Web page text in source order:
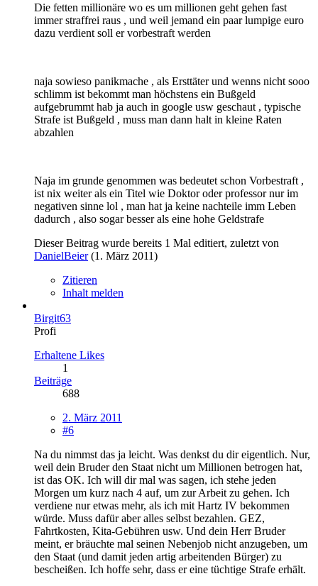
Die fetten millionäre wo es um millionen geht gehen fast
immer straffrei raus , und weil jemand ein paar lumpige euro
dazu verdient soll er vorbestraft werden
naja sowieso panikmache , als Ersttäter und wenns nicht sooo
schlimm ist bekommt man höchstens ein Bußgeld
aufgebrummt hab ja auch in google usw geschaut , typische
Strafe ist Bußgeld , muss man dann halt in kleine Raten
abzahlen
Naja im grunde genommen was bedeutet schon Vorbestraft ,
ist nix weiter als ein Titel wie Doktor oder professor nur im
negativen sinne lol , man hat ja keine nachteile imm Leben
dadurch , also sogar besser als eine hohe Geldstrafe
Dieser Beitrag wurde bereits 1 Mal editiert, zuletzt von
DanielBeier(1. März 2011)
Zitieren
Inhalt melden
Birgit63
Profi
Erhaltene Likes
1
Beiträge
688
2. März 2011
#6
Na du nimmst das ja leicht. Was denkst du dir eigentlich. Nur,
weil dein Bruder den Staat nicht um Millionen betrogen hat,
ist das OK. Ich will dir mal was sagen, ich stehe jeden
Morgen um kurz nach 4 auf, um zur Arbeit zu gehen. Ich
verdiene nur etwas mehr, als ich mit Hartz IV bekommen
würde. Muss dafür aber alles selbst bezahlen. GEZ,
Fahrtkosten, Kita-Gebühren usw. Und dein Herr Bruder
meint, er bräuchte mal seinen Nebenjob nicht anzugeben, um
den Staat (und damit jeden artig arbeitenden Bürger) zu
bescheißen. Ich hoffe sehr, dass er eine tüchtige Strafe erhält.